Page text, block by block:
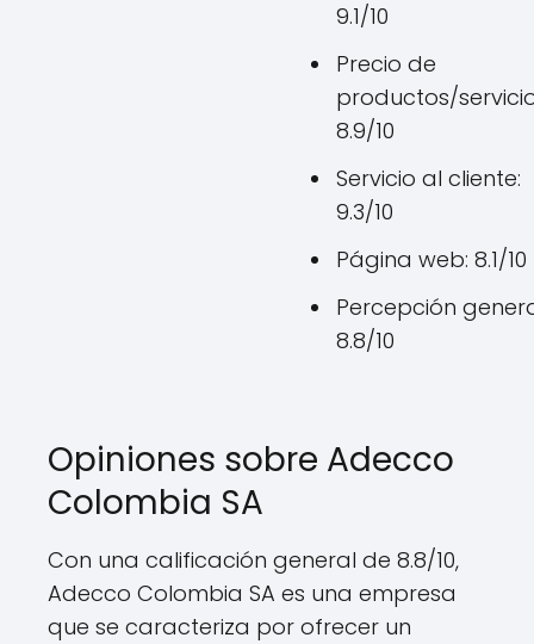
9.1/10
Precio de
productos/
8.9/10
Servicio al cliente:
9.3/10
Página web: 8.1/10
Percepción
8.8/10
Opiniones sobre Adecco
Colombia SA
Con una calificación general de 8.8/10,
Adecco Colombia SA es una empresa
que se caracteriza por ofrecer un